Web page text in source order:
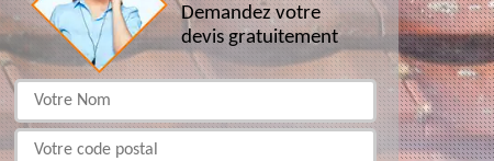
Demandez votre
devis gratuitement